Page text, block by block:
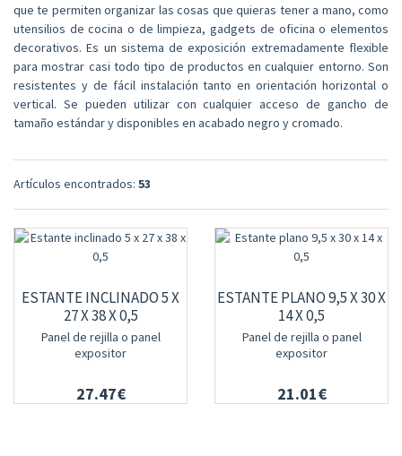
que te permiten organizar las cosas que quieras tener a mano, como
utensilios de cocina o de limpieza, gadgets de oficina o elementos
decorativos. Es un sistema de exposición extremadamente flexible
para mostrar casi todo tipo de productos en cualquier entorno. Son
resistentes y de fácil instalación tanto en orientación horizontal o
vertical. Se pueden utilizar con cualquier acceso de gancho de
tamaño estándar y disponibles en acabado negro y cromado.
Artículos encontrados: 53
ESTANTE INCLINADO 5 X
27 X 38 X 0,5
Panel de rejilla o panel
expositor
27.47€
ESTANTE PLANO 9,5 X 30 X
14 X 0,5
Panel de rejilla o panel
expositor
21.01€